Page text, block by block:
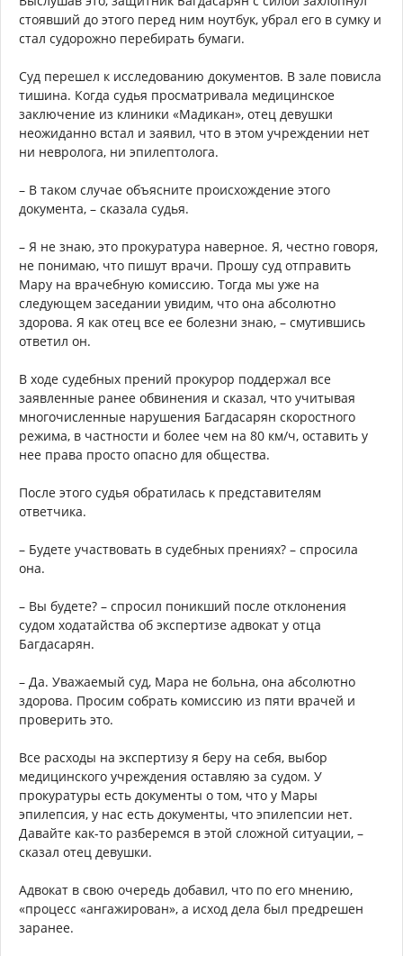
стоявший до этого перед ним ноутбук, убрал его в сумку и
стал судорожно перебирать бумаги.
Суд перешел к исследованию документов. В зале повисла
тишина. Когда судья просматривала медицинское
заключение из клиники «Мадикан», отец девушки
неожиданно встал и заявил, что в этом учреждении нет
ни невролога, ни эпилептолога.
– В таком случае объясните происхождение этого
документа, – сказала судья.
– Я не знаю, это прокуратура наверное. Я, честно говоря,
не понимаю, что пишут врачи. Прошу суд отправить
Мару на врачебную комиссию. Тогда мы уже на
следующем заседании увидим, что она абсолютно
здорова. Я как отец все ее болезни знаю, – смутившись
ответил он.
В ходе судебных прений прокурор поддержал все
заявленные ранее обвинения и сказал, что учитывая
многочисленные нарушения Багдасарян скоростного
режима, в частности и более чем на 80 км/ч, оставить у
нее права просто опасно для общества.
После этого судья обратилась к представителям
ответчика.
– Будете участвовать в судебных прениях? – спросила
она.
– Вы будете? – спросил поникший после отклонения
судом ходатайства об экспертизе адвокат у отца
Багдасарян.
– Да. Уважаемый суд, Мара не больна, она абсолютно
здорова. Просим собрать комиссию из пяти врачей и
проверить это.
Все расходы на экспертизу я беру на себя, выбор
медицинского учреждения оставляю за судом. У
прокуратуры есть документы о том, что у Мары
эпилепсия, у нас есть документы, что эпилепсии нет.
Давайте как-то разберемся в этой сложной ситуации, –
сказал отец девушки.
Адвокат в свою очередь добавил, что по его мнению,
«процесс «ангажирован», а исход дела был предрешен
заранее.